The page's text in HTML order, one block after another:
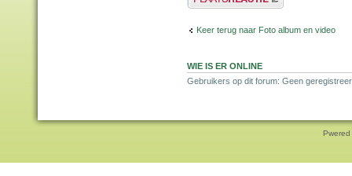
Keer terug naar Foto album en video
WIE IS ER ONLINE
Gebruikers op dit forum: Geen